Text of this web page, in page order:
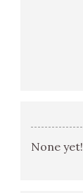
None yet!